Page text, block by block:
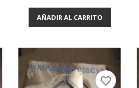
AÑADIR AL CARRITO
favorite_border